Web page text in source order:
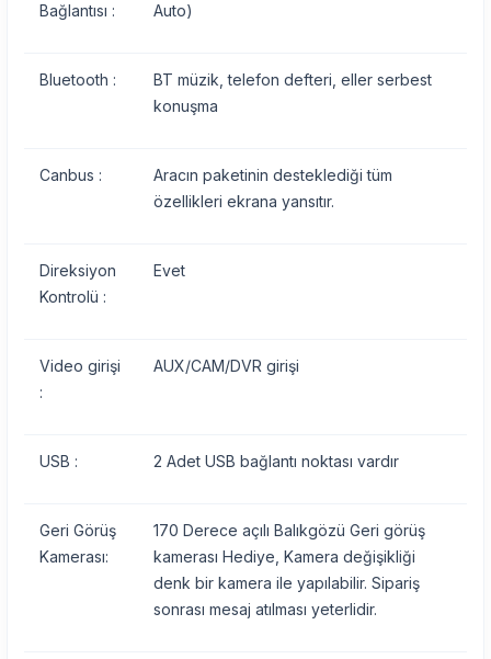
Bağlantısı : Auto)
Bluetooth :
BT müzik, telefon defteri, eller serbest
konuşma
Canbus :
Aracın paketinin desteklediği tüm
özellikleri ekrana yansıtır.
Direksiyon
Kontrolü :
Evet
Video girişi
:
AUX/CAM/DVR girişi
USB : 2 Adet USB bağlantı noktası vardır
Geri Görüş
Kamerası:
170 Derece açılı Balıkgözü Geri görüş
kamerası Hediye, Kamera değişikliği
denk bir kamera ile yapılabilir. Sipariş
sonrası mesaj atılması yeterlidir.